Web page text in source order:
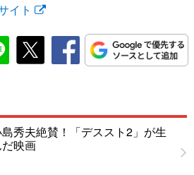
イト
秀夫絶賛！「デススト2」が生
映画